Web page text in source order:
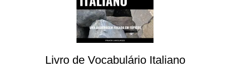
Livro de Vocabulário Italiano